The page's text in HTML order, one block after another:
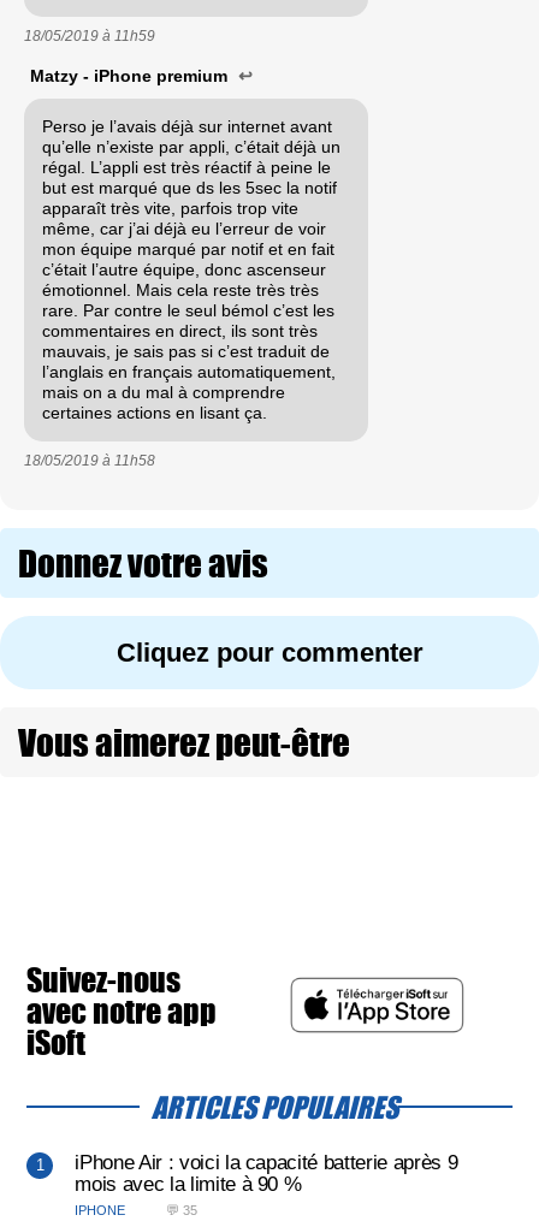
18/05/2019 à 11h59
Matzy - iPhone premium ↩
Perso je l’avais déjà sur internet avant
qu’elle n’existe par appli, c’était déjà un
régal. L’appli est très réactif à peine le
but est marqué que ds les 5sec la notif
apparaît très vite, parfois trop vite
même, car j’ai déjà eu l’erreur de voir
mon équipe marqué par notif et en fait
c’était l’autre équipe, donc ascenseur
émotionnel. Mais cela reste très très
rare. Par contre le seul bémol c’est les
commentaires en direct, ils sont très
mauvais, je sais pas si c’est traduit de
l’anglais en français automatiquement,
mais on a du mal à comprendre
certaines actions en lisant ça.
18/05/2019 à 11h58
Donnez votre avis
Cliquez pour commenter
Vous aimerez peut-être
Suivez-nous
avec notre app
iSoft
ARTICLES POPULAIRES
iPhone Air : voici la capacité batterie après 9
mois avec la limite à 90 %
IPHONE 💬 35